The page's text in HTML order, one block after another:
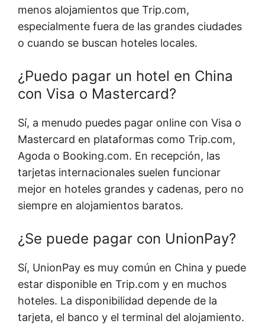
menos alojamientos que Trip.com,
especialmente fuera de las grandes ciudades
o cuando se buscan hoteles locales.
¿Puedo pagar un hotel en China
con Visa o Mastercard?
Sí, a menudo puedes pagar online con Visa o
Mastercard en plataformas como Trip.com,
Agoda o Booking.com. En recepción, las
tarjetas internacionales suelen funcionar
mejor en hoteles grandes y cadenas, pero no
siempre en alojamientos baratos.
¿Se puede pagar con UnionPay?
Sí, UnionPay es muy común en China y puede
estar disponible en Trip.com y en muchos
hoteles. La disponibilidad depende de la
tarjeta, el banco y el terminal del alojamiento.